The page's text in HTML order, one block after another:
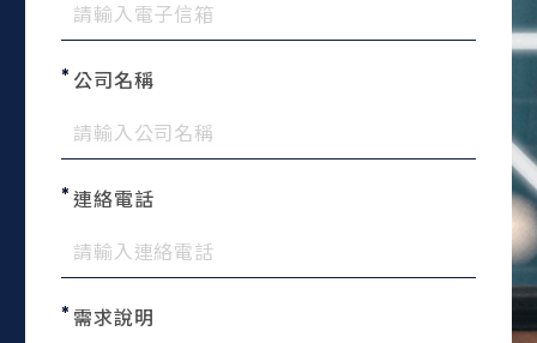
公司名稱
連絡電話
需求說明